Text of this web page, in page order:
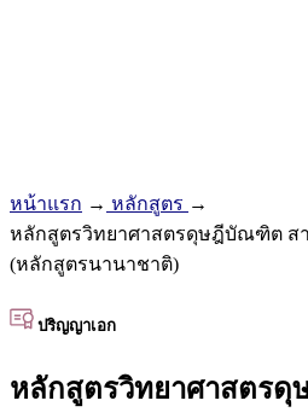
หน้าแรก → หลักสูตร →
หลักสูตรวิทยาศาสตรดุษฎีบัณฑิต ส
(หลักสูตรนานาชาติ)
ปริญญาเอก
หลักสูตรวิทยาศาสตร